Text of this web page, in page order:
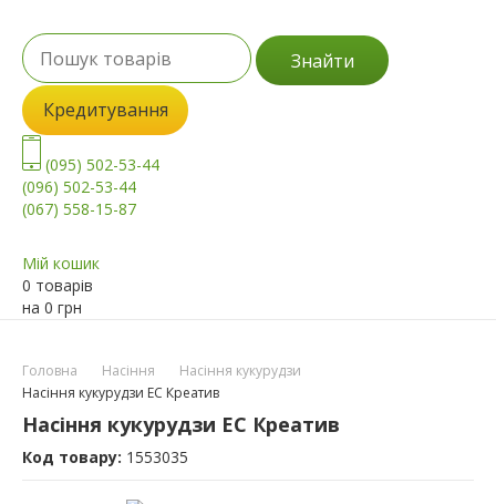
Знайти
Кредитування
(095) 502-53-44
(096) 502-53-44
(067) 558-15-87
Мій кошик
0 товарів
на 0 грн
Головна Насіння
Насіння кукурудзи
Насіння кукурудзи ЕС Креатив
Насіння кукурудзи ЕС Креатив
Код товару: 1553035